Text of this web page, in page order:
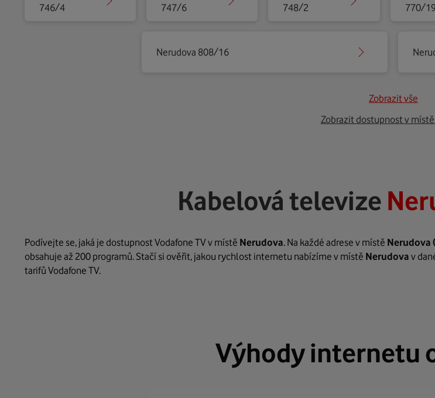
746/4
747/6
748/2
770/19
Nerudova 808/16
Zobrazit vše
Zobrazit dostupnost v
Kabelová televize
Podívejte se, jaká je dostupnost Vodafone TV v místě Nerudova. Na každé adrese v místě Nerudova
obsahuje až 200 programů. Stačí si ověřit, jakou rychlost internetu nabízíme v místě Nerudova v
tarifů Vodafone TV.
Výhody internetu